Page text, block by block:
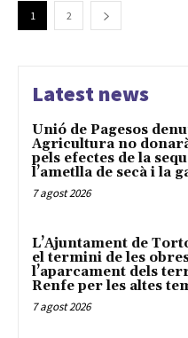
1 2
Latest news
Unió de Pagesos
Agricultura no
pels efectes de la
l’ametlla de secà i la
7 agost 2026
L’Ajuntament de
el termini de les
l’aparcament dels
Renfe per les altes
7 agost 2026